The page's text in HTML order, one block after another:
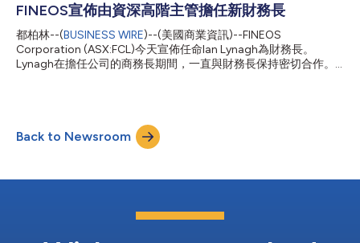
公司提供的理賠給付有助於減輕經濟上的打擊，但家庭往往還需要
額外的資源來克服事務和心理障礙。FINEOS和Empathy之間的合
作將為人壽保險公司提供所需的科技和服務，以全面支援這些公司
的客戶。 FINEOS和Empathy將為保險公司提供獨具特色的解決方
案，從而為保險受益人提供更佳支援。人壽保險公司可使用
處理親人的事務，為規劃葬禮、處理...
FINEOS宣佈由資深高階主管擔任新財務長
都柏林--(BUSINESS WIRE)--(美國商業資訊)--FINEOS
Corporation (ASX:FCL)今天宣佈任命Ian Lynagh為財務長。
Lynagh在擔任公司的商務長期間，一直與財務長保持密切合作。
財務法定報告和管理報告、稽查、法規遵從、商業管理，以及法
律/合約相關事項。 董事長Anne O’Driscoll表示：「Ian為這一重要
職位帶來了在FINEOS的豐富工作經驗、公司的願景和商業基礎，
和經驗來選擇人才擔任領導職務。」 Lynagh表示：「在財務長這
市場的認識和瞭解，協助推動成長策略。很榮幸能夠與董事會和
FINEOS領導層密切合作，幫助建構我們先進的內部運作架構。」
Back to Newsroom